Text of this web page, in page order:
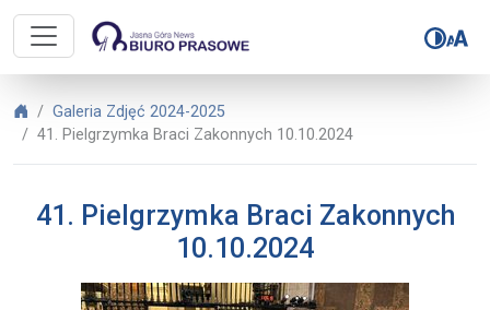
Biuro Prasowe Jasnej Góry – 41.
Biuro Prasowe Jasnej Góry
Galeria Zdjęć 2024-2025
41. Pielgrzymka Braci Zakonnych 10.10.2024
41. Pielgrzymka Braci Zakonnych
10.10.2024